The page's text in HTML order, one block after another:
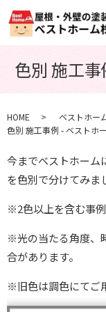
色別 施工
HOME
ベストホー
色別 施工事例 - ベストホ
今までベストホーム
を色別で分けてみま
※2色以上を含む事例
※光の当たる角度、
合があります。
※旧色は調色にてご